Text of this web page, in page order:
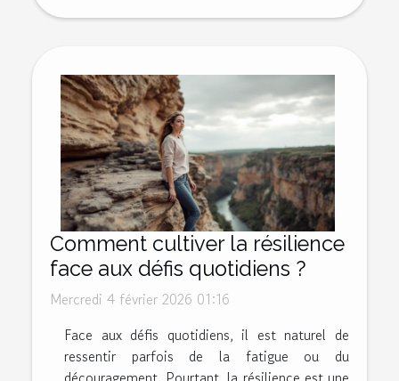
Comment cultiver la résilience
face aux défis quotidiens ?
Mercredi 4 février 2026 01:16
Face aux défis quotidiens, il est naturel de
ressentir parfois de la fatigue ou du